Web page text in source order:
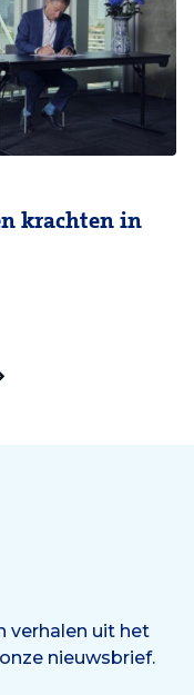
krachten in
d
verhalen uit het
nieuwsbrief.